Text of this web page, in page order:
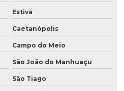
Estiva
Caetanópolis
Campo do Meio
São João do Manhuaçu
São Tiago